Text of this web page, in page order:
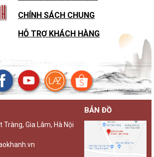
CHÍNH SÁCH CHUNG
HỖ TRỢ KHÁCH HÀNG
Gia Lâm, Hà Nội
BẢN ĐỒ